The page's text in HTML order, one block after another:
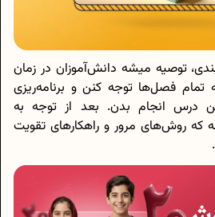
توصیه میشه دانش‌آموزان در زمان
تمام فصل‌ها توجه کنن و برنامه‌ریزی
درس انجام بدن. بعد از توجه به
که روش‌های مرور و راهکارهای تقویت